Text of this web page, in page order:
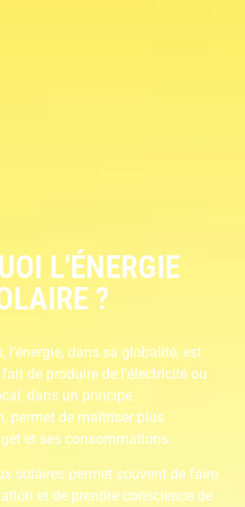
L'ÉNERGIE
?
l’énergie, dans sa globalité, est
de produire de l’électricité ou
dans un principe
permet de maîtriser plus
et ses consommations.
solaires permet souvent de faire
et de prendre conscience de